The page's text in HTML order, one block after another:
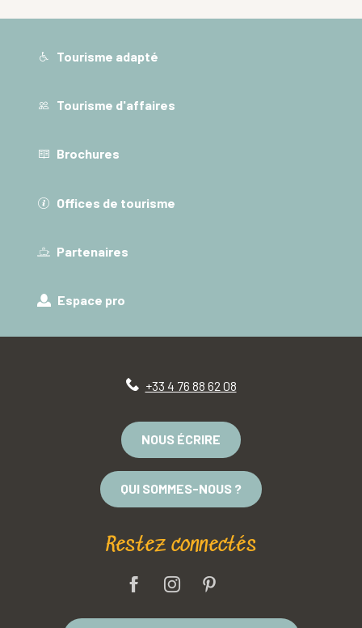
Tourisme adapté
Tourisme d'affaires
Brochures
Offices de tourisme
Partenaires
Espace pro
+33 4 76 88 62 08
NOUS ÉCRIRE
QUI SOMMES-NOUS ?
Restez connectés